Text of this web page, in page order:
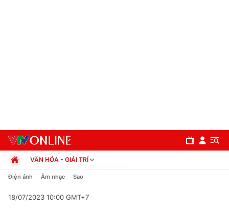
VĂN HÓA - GIẢI TRÍ
Chính trị
Pháp luật
Điện ảnh Âm nhạc Sao
18/07/2023 10:00 GMT+7